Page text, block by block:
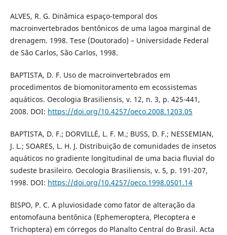
ALVES, R. G. Dinâmica espaço-temporal dos
macroinvertebrados bentônicos de uma lagoa marginal de
drenagem. 1998. Tese (Doutorado) – Universidade Federal
de São Carlos, São Carlos, 1998.
BAPTISTA, D. F. Uso de macroinvertebrados em
procedimentos de biomonitoramento em ecossistemas
aquáticos. Oecologia Brasiliensis, v. 12, n. 3, p. 425-441,
2008. DOI: https://doi.org/10.4257/oeco.2008.1203.05
BAPTISTA, D. F.; DORVILLÉ, L. F. M.; BUSS, D. F.; NESSEMIAN,
J. L.; SOARES, L. H. J. Distribuição de comunidades de insetos
aquáticos no gradiente longitudinal de uma bacia fluvial do
sudeste brasileiro. Oecologia Brasiliensis, v. 5, p. 191-207,
1998. DOI: https://doi.org/10.4257/oeco.1998.0501.14
BISPO, P. C. A pluviosidade como fator de alteração da
entomofauna bentônica (Ephemeroptera, Plecoptera e
Trichoptera) em córregos do Planalto Central do Brasil. Acta